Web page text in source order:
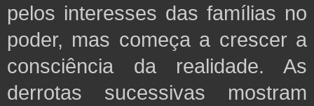
pelos interesses das famílias no
poder, mas começa a crescer a
consciência da realidade. As
derrotas sucessivas mostram